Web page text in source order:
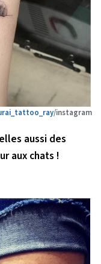
/instagram
aussi des
aux chats !